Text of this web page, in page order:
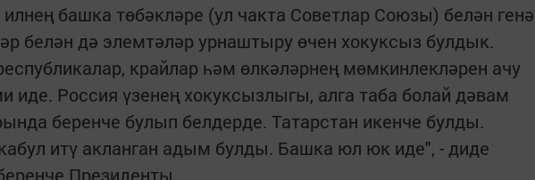
башка төбәкләре (ул чакта Советлар Союзы) белән генә
белән дә элемтәләр урнаштыру өчен хокуксыз булдык.
крайлар һәм өлкәләрнең мөмкинлекләрен ачу
иде. Россия үзенең хокуксызлыгы, алга таба болай дәвам
беренче булып белдерде. Татарстан икенче булды.
итү акланган адым булды. Башка юл юк иде", - диде
Президенты.